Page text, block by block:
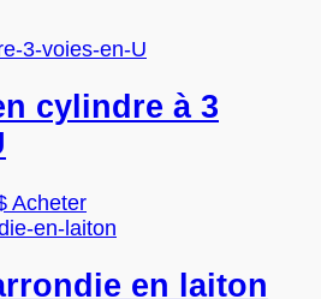
cylindre à 3
Plage
de
5.35 $
AcheterCe
produit
plusieursen laiton